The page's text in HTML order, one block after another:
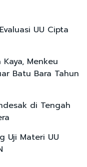
UU Cipta
Menkeu
Batu Bara Tahun
di Tengah
Uji Materi UU